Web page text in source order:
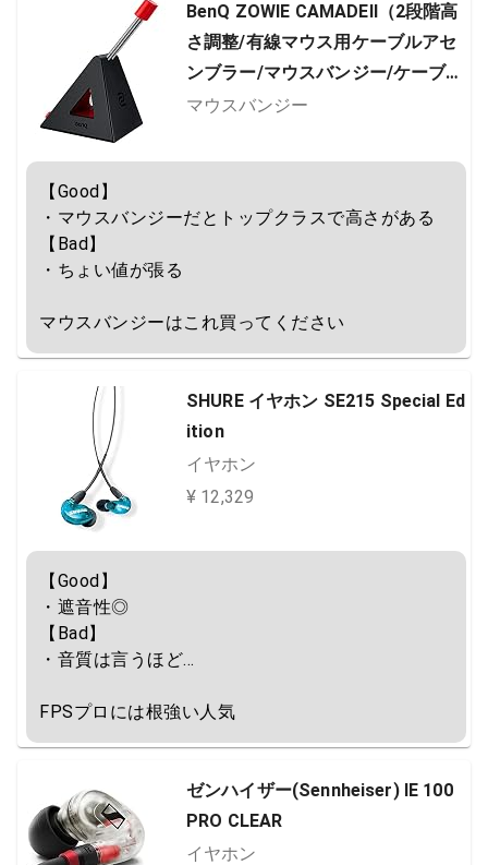
BenQ ZOWIE CAMADEⅡ（2段階高
さ調整/有線マウス用ケーブルアセ
ンブラー/マウスバンジー/ケーブル
マネージメント/マウスコードホー
マウスバンジー
【Good】
・マウスバンジーだとトップクラスで高さがある
【Bad】
・ちょい値が張る
マウスバンジーはこれ買ってください
SHURE イヤホン SE215 Special Ed
ition
イヤホン
¥ 12,329
【Good】
・遮音性◎
【Bad】
・音質は言うほど…
FPSプロには根強い人気
ゼンハイザー(Sennheiser) IE 100
PRO CLEAR
イヤホン